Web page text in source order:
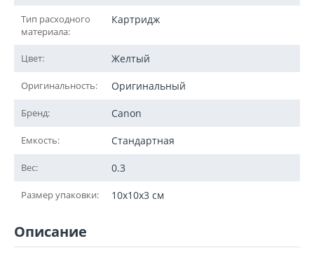
Тип расходного
материала:
Картридж
Цвет: Желтый
Оригинальность: Оригинальный
Бренд: Canon
Емкость: Стандартная
Вес: 0.3
Размер упаковки: 10x10x3 см
Описание